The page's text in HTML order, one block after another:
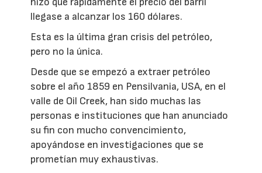
llegase a alcanzar los 160 dólares.
Esta es la última gran crisis del petróleo,
pero no la única.
Desde que se empezó a extraer petróleo
sobre el año 1859 en Pensilvania, USA, en el
valle de Oil Creek, han sido muchas las
personas e instituciones que han anunciado
su fin con mucho convencimiento,
apoyándose en investigaciones que se
prometían muy exhaustivas.